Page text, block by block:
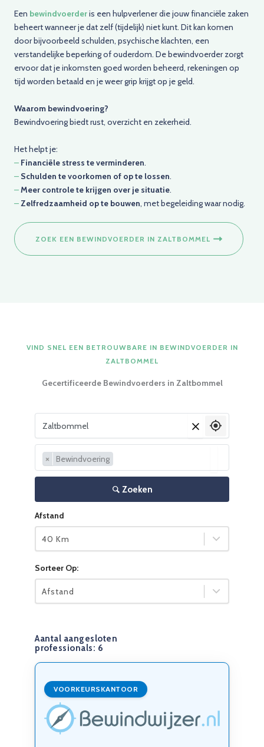
Een bewindvoerderis een hulpverlener die jouw financiële zaken
beheert wanneer je dat zelf (tijdelijk) niet kunt. Dit kan komen
door bijvoorbeeld schulden, psychische klachten, een
verstandelijke beperking of ouderdom. De bewindvoerder zorgt
ervoor dat je inkomsten goed worden beheerd, rekeningen op
tijd worden betaald en je weer grip krijgt op je geld.
Waarom bewindvoering?
Bewindvoering biedt rust, overzicht en zekerheid.
Het helpt je:
– Financiële stress te verminderen.
– Schulden te voorkomen of op te lossen.
–Meer controle te krijgen over je situatie.
–Zelfredzaamheid op te bouwen, met begeleiding waar nodig.
ZOEK EEN BEWINDVOERDER IN ZALTBOMMEL
VIND SNEL EEN BETROUWBARE IN BEWINDVOERDER IN
ZALTBOMMEL
Gecertificeerde Bewindvoerders in Zaltbommel
Vul je woonplaats in
× Bewindvoering
Zoeken
Afstand
40 Km
Sorteer Op:
Afstand
Aantal aangesloten
professionals: 6
VOORKEURSKANTOOR